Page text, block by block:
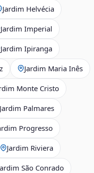
Jardim Helvécia
Jardim Imperial
Jardim Ipiranga
Jardim Maria Inês
Monte Cristo
Jardim Palmares
Progresso
Jardim Riviera
São Conrado